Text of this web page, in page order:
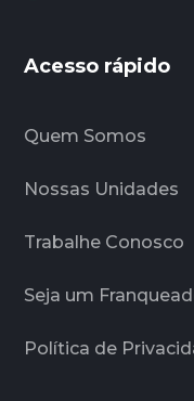
Acesso rápido
Quem Somos
Nossas Unidades
Trabalhe Conosco
Seja um
Política de